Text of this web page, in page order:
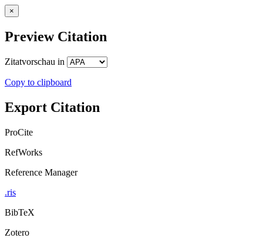
×
Preview Citation
Zitatvorschau in
Copy to clipboard
Export Citation
ProCite
RefWorks
Reference Manager
.ris
BibTeX
Zotero